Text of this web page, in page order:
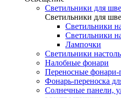
Светильники для
Светильники для
Светильники
Светильники
Лампочки
Светильники
Налобные фонари
Переносные
Фонарь-переноска
Солнечные панели,